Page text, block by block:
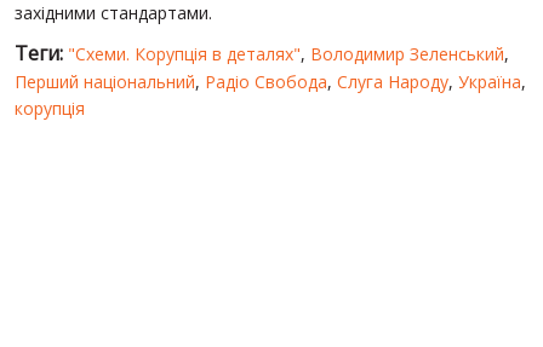
західними стандартами.
Теги: "Схеми. Корупція в деталях", Володимир Зеленський,
Перший національний, Радіо Свобода, Слуга Народу, Україна,
корупція